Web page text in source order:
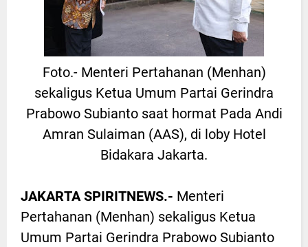
Foto.- Menteri Pertahanan (Menhan)
sekaligus Ketua Umum Partai Gerindra
Prabowo Subianto saat hormat Pada Andi
Amran Sulaiman (AAS), di loby Hotel
Bidakara Jakarta.
JAKARTA SPIRITNEWS.- Menteri
Pertahanan (Menhan) sekaligus Ketua
Umum Partai Gerindra Prabowo Subianto